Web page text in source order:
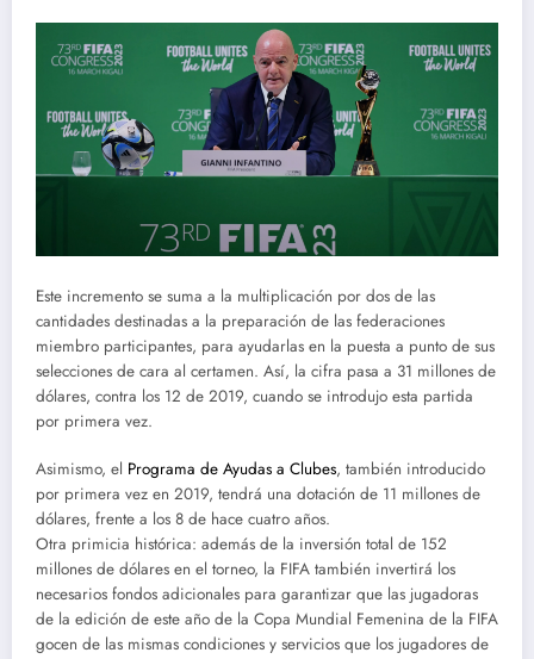
Este incremento se suma a la multiplicación por dos de las
cantidades destinadas a la preparación de las federaciones
miembro participantes, para ayudarlas en la puesta a punto de sus
selecciones de cara al certamen. Así, la cifra pasa a 31 millones de
dólares, contra los 12 de 2019, cuando se introdujo esta partida
por primera vez.
Asimismo, el Programa de Ayudas a Clubes, también introducido
por primera vez en 2019, tendrá una dotación de 11 millones de
dólares, frente a los 8 de hace cuatro años.
Otra primicia histórica: además de la inversión total de 152
millones de dólares en el torneo, la FIFA también invertirá los
necesarios fondos adicionales para garantizar que las jugadoras
de la edición de este año de la Copa Mundial Femenina de la FIFA
gocen de las mismas condiciones y servicios que los jugadores de